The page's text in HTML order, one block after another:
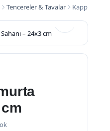
Tencereler & Tavalar Kapp Çelik